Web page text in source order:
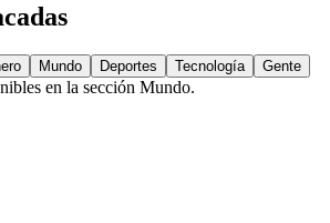
Mundo Deportes Tecnología Gente
en la sección Mundo.